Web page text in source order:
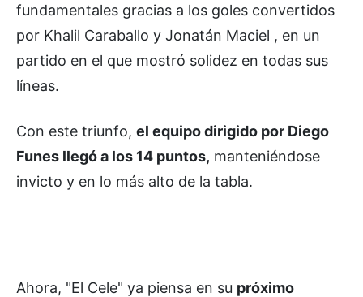
fundamentales gracias a los goles convertidos
por Khalil Caraballo y Jonatán Maciel , en un
partido en el que mostró solidez en todas sus
líneas.
Con este triunfo, el equipo dirigido por Diego
Funes llegó a los 14 puntos, manteniéndose
invicto y en lo más alto de la tabla.
Ahora, "El Cele" ya piensa en su próximo